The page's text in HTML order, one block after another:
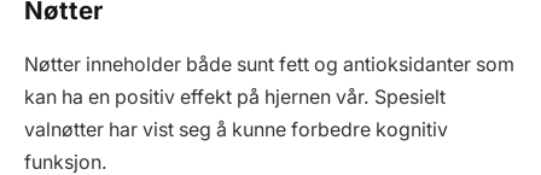
Nøtter
Nøtter inneholder både sunt fett og antioksidanter som
kan ha en positiv effekt på hjernen vår. Spesielt
valnøtter har vist seg å kunne forbedre kognitiv
funksjon.